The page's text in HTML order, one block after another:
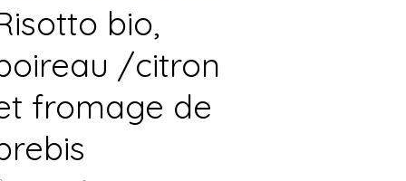
bio,
/citron
fromage de